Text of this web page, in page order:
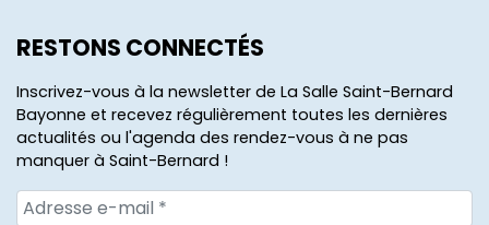
RESTONS CONNECTÉS
Inscrivez-vous à la newsletter de La Salle Saint-Bernard
Bayonne et recevez régulièrement toutes les dernières
actualités ou l'agenda des rendez-vous à ne pas
manquer à Saint-Bernard !